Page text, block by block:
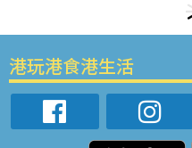
港玩港食港生活